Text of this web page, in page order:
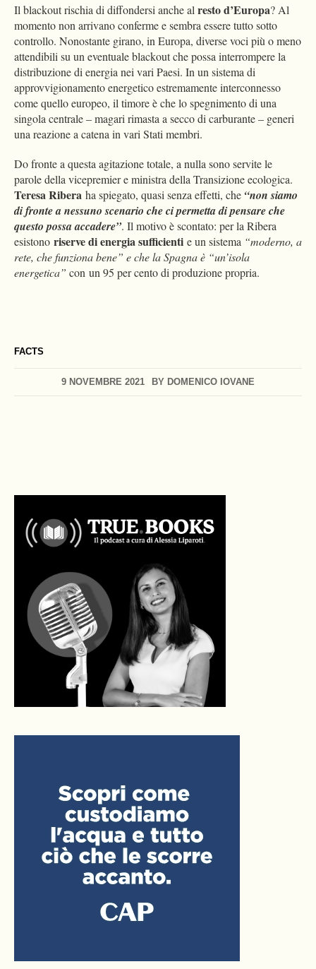
FACTS
9 NOVEMBRE 2021 BY DOMENICO IOVANE
Il blackout rischia di diffondersi anche al resto d’Europa? Al
momento non arrivano conferme e sembra essere tutto sotto
controllo. Nonostante girano, in Europa, diverse voci più o meno
attendibili su un eventuale blackout che possa interrompere la
distribuzione di energia nei vari Paesi. In un sistema di
approvvigionamento energetico estremamente interconnesso
come quello europeo, il timore è che lo spegnimento di una
singola centrale – magari rimasta a secco di carburante – generi
una reazione a catena in vari Stati membri.
Do fronte a questa agitazione totale, a nulla sono servite le
parole della vicepremier e ministra della Transizione ecologica.
Teresa Ribera ha spiegato, quasi senza effetti, che “non siamo
di fronte a nessuno scenario che ci permetta di pensare che
questo possa accadere”. Il motivo è scontato: per la Ribera
esistono riserve di energia sufficienti e un sistema “moderno, a
rete, che funziona bene” e che la Spagna è “un’isola
energetica” con un 95 per cento di produzione propria.